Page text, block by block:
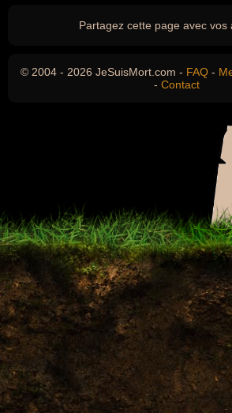
Partagez cette page avec vos
© 2004 - 2026 JeSuisMort.com - FAQ -
- Contact